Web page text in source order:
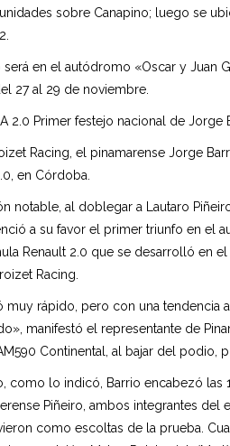
sobre Canapino; luego se
en el autódromo «Oscar y Juan
27 al 29 de noviembre.
2.0 Primer festejo nacional de Jorge
Racing, el pinamarense Jorge
en Córdoba.
notable, al doblegar a Lautaro
a su favor el primer triunfo en el
Renault 2.0 que se desarrolló en
Racing.
muy rápido, pero con una tendencia
manifestó el representante de
Continental, al bajar del podio,
como lo indicó, Barrio encabezó las
Piñeiro, ambos integrantes
como escoltas de la prueba.